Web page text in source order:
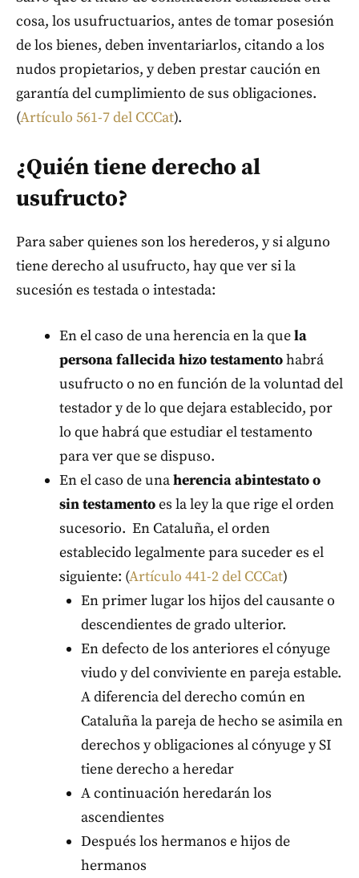
cosa, los usufructuarios, antes de tomar posesión
de los bienes, deben inventariarlos, citando a los
nudos propietarios, y deben prestar caución en
garantía del cumplimiento de sus obligaciones.
(Artículo 561-7 del CCCat).
¿Quién tiene derecho al
usufructo?
Para saber quienes son los herederos, y si alguno
tiene derecho al usufructo, hay que ver si la
sucesión es testada o intestada:
En el caso de una herencia en la quela
persona fallecida hizo testamentohabrá
usufructo o no en función de la voluntad del
testador y de lo que dejara establecido, por
lo que habrá que estudiar el testamento
para ver que se dispuso.
En el caso de unaherencia abintestato o
sin testamentoes la ley la que rige el orden
sucesorio. En Cataluña, el orden
establecido legalmente para suceder es el
siguiente: (Artículo 441-2 del CCCat)
En primer lugar los hijos del causante o
descendientes de grado ulterior.
En defecto de los anteriores el cónyuge
viudo y del conviviente en pareja estable.
A diferencia del derecho común en
Cataluña la pareja de hecho se asimila en
derechos y obligaciones al cónyuge y SI
tiene derecho a heredar
A continuación heredarán los
ascendientes
Después los hermanos e hijos de
hermanos